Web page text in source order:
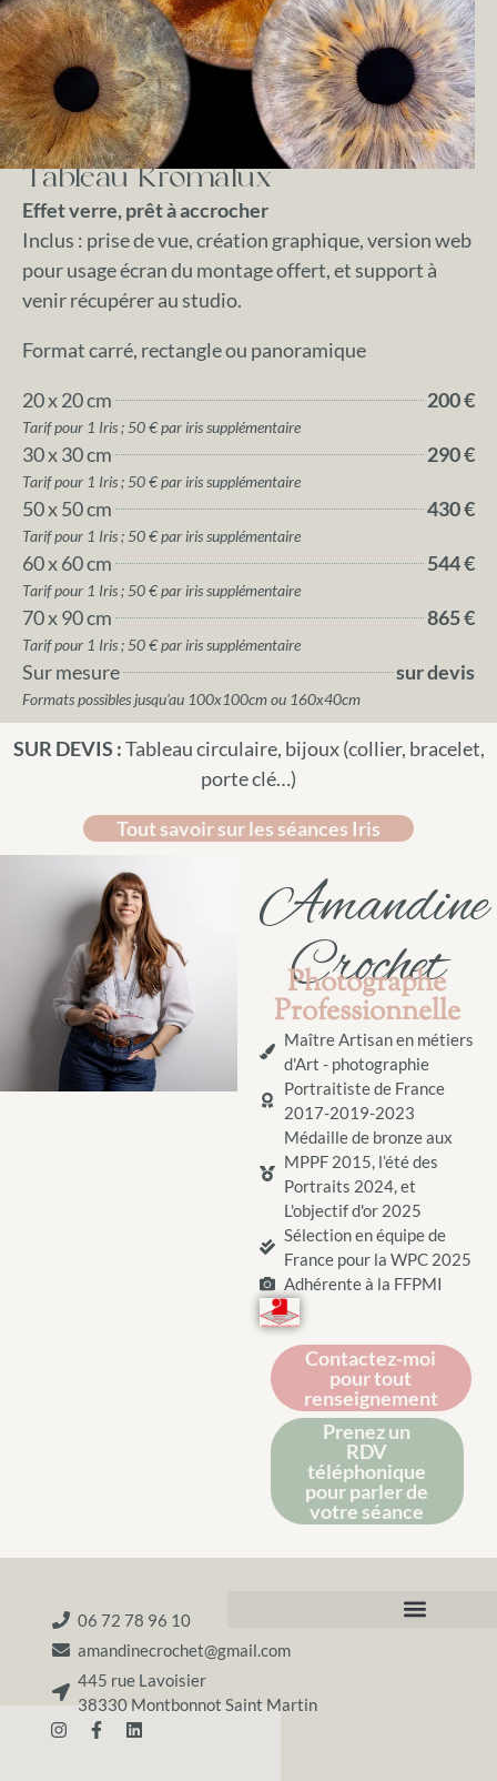
Tableau Kromalux
Effet verre, prêt à accrocher
Inclus : prise de vue, création graphique, version web
pour usage écran du montage offert, et support à
venir récupérer au studio.
Format carré, rectangle ou panoramique
20 x 20 cm 200 €
Tarif pour 1 Iris ; 50 € par iris supplémentaire
30 x 30 cm 290 €
Tarif pour 1 Iris ; 50 € par iris supplémentaire
50 x 50 cm 430 €
Tarif pour 1 Iris ; 50 € par iris supplémentaire
60 x 60 cm 544 €
Tarif pour 1 Iris ; 50 € par iris supplémentaire
70 x 90 cm 865 €
Tarif pour 1 Iris ; 50 € par iris supplémentaire
Sur mesure sur devis
Formats possibles jusqu'au 100x100cm ou 160x40cm
SUR DEVIS :Tableau circulaire, bijoux (collier, bracelet,
porte clé…)
Tout savoir sur les séances Iris
Amandine
Crochet
Photographe
Professionnelle
Maître Artisan en métiers
d'Art - photographie
Portraitiste de France
2017-2019-2023
Médaille de bronze aux
MPPF 2015, l’été des
Portraits 2024, et
L'objectif d'or 2025
Sélection en équipe de
France pour la WPC 2025
Adhérente à la FFPMI
Contactez-moi
pour tout
renseignement
Prenez un
RDV
téléphonique
pour parler de
votre séance
06 72 78 96 10
amandinecrochet@gmail.com
445 rue Lavoisier
38330 Montbonnot Saint Martin